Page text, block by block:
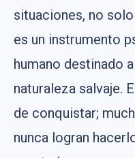
situaciones, no
es un instrumento
humano destinado
naturaleza salvaje.
de conquistar;
nunca logran